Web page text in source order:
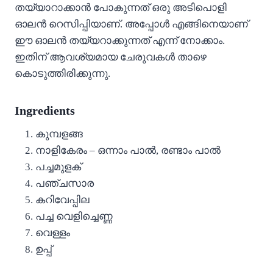
തയ്യാറാക്കാൻ പോകുന്നത് ഒരു അടിപൊളി
ഓലൻ റെസിപ്പിയാണ്. അപ്പോൾ എങ്ങിനെയാണ്
ഈ ഓലൻ തയ്യറാക്കുന്നത് എന്ന് നോക്കാം.
ഇതിന് ആവശ്യമായ ചേരുവകൾ താഴെ
കൊടുത്തിരിക്കുന്നു.
Ingredients
കുമ്പളങ്ങ
നാളികേരം – ഒന്നാം പാൽ, രണ്ടാം പാൽ
പച്ചമുളക്
പഞ്ചസാര
കറിവേപ്പില
പച്ച വെളിച്ചെണ്ണ
വെള്ളം
ഉപ്പ്